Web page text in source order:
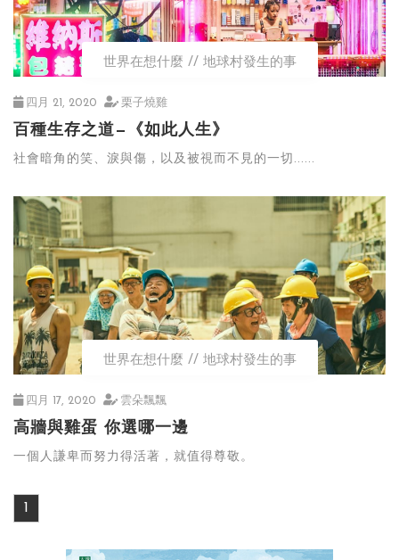
世界在想什麼 地球村發生的事
四月 21, 2020 栗子燒雞
百種生存之道—《如此人生》
社會暗角的笑、淚與傷，以及被視而不見的一切......
世界在想什麼 地球村發生的事
四月 17, 2020 雲朵飄飄
高牆與雞蛋 你選哪一邊
一個人謙卑而努力得活著，就值得尊敬。
1